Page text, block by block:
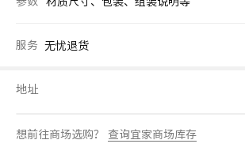
服务 无忧退货
地址
想前往商场选购？ 查询宜家商场库存